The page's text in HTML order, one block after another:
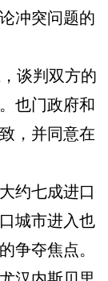
冲突问题的
谈判双方的
也门政府和
，并同意在
约七成进口
城市进入也
争夺焦点。